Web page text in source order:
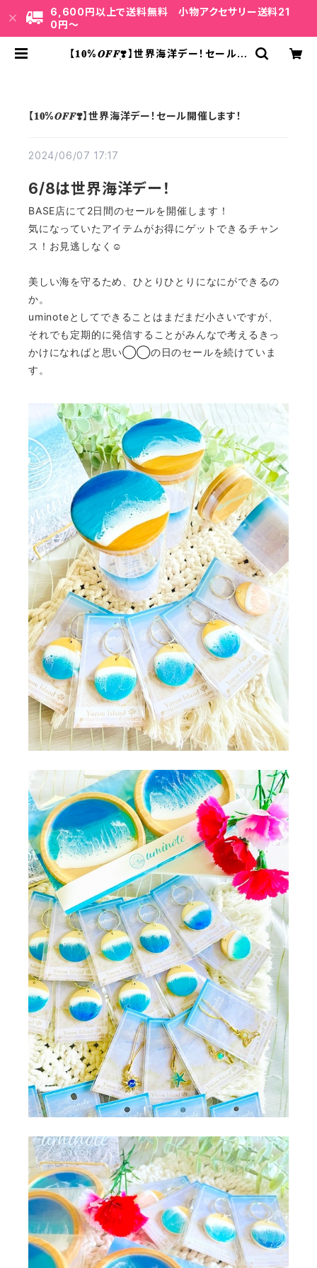
6,600円以上で送料無料 小物アクセサリー送料21
0円〜
【𝟏𝟎%𝑶𝑭𝑭❣️】世界海洋デー！セール開
【𝟏𝟎%𝑶𝑭𝑭❣️】世界海洋デー！セール開催します！
2024/06/07 17:17
6/8は世界海洋デー！
BASE店にて2日間のセールを開催します！
気になっていたアイテムがお得にゲットできるチャン
ス！お見逃しなく☺︎
美しい海を守るため、ひとりひとりになにができるの
か。
uminoteとしてできることはまだまだ小さいですが、
それでも定期的に発信することがみんなで考えるきっ
かけになればと思い◯◯の日のセールを続けていま
す。